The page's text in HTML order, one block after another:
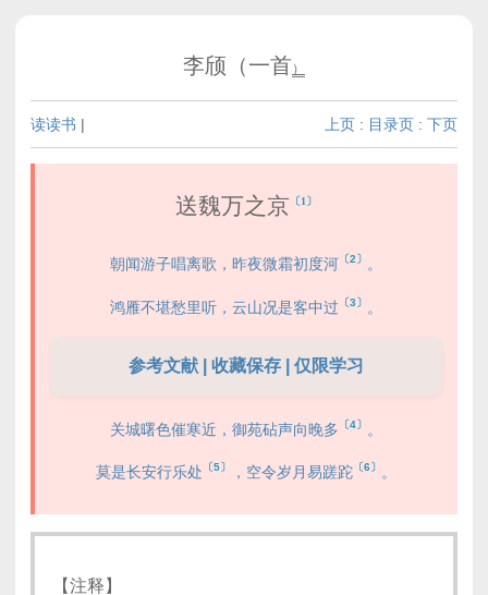
李颀（一首 ）
读读书 | 上页 : 目录页 : 下页
送魏万之京 〔1〕
朝闻游子唱离歌，昨夜微霜初度河 〔2〕 。
鸿雁不堪愁里听，云山况是客中过 〔3〕 。
参考文献 | 收藏保存 | 仅限学习
关城曙色催寒近，御苑砧声向晚多 〔4〕
莫是长安行乐处 〔5〕 ，空令岁月易蹉跎 〔6〕 。
【注释】